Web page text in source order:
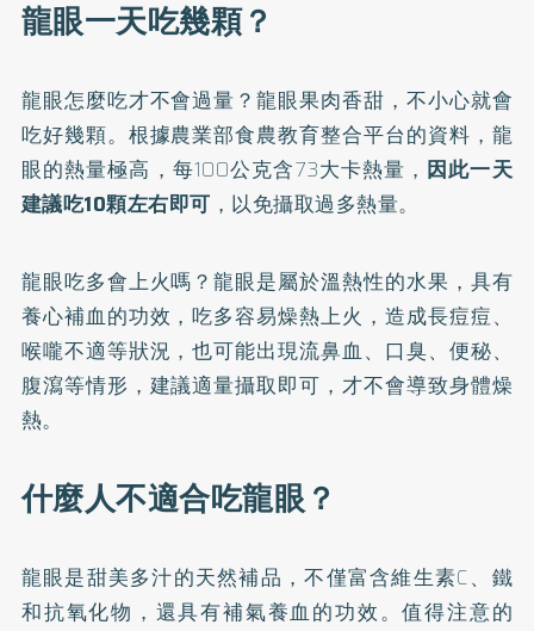
龍眼一天吃幾顆？
龍眼怎麼吃才不會過量？龍眼果肉香甜，不小心就會
吃好幾顆。根據農業部食農教育整合平台的資料 ，龍
眼的熱量極高，每100公克含73大卡熱量， 因此一天
建議吃10顆左右即可 ，以免攝取過多熱量。
龍眼吃多會上火嗎？龍眼是屬於溫熱性的水果，具有
養心補血的功效，吃多容易燥熱上火，造成長痘痘、
喉嚨不適等狀況，也可能出現流鼻血、口臭、便秘、
腹瀉等情形，建議適量攝取即可，才不會導致身體燥
熱。
什麼人不適合吃龍眼？
龍眼是甜美多汁的天然補品，不僅富含維生素C、鐵
和抗氧化物，還具有補氣養血的功效。值得注意的